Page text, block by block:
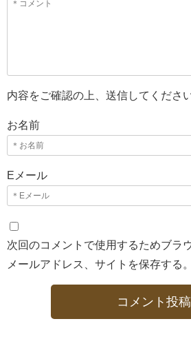
内容をご確認の上、送信してください
お名前
Eメール
次回のコメントで使用するためブラ
メールアドレス、サイトを保存する。